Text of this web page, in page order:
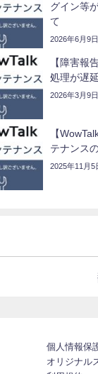
グイン等
て
2026年6月9日
【障害報
処理が遅
2026年3月9日
【
テナンス
2025年11月5
個人情報保
オリジナル